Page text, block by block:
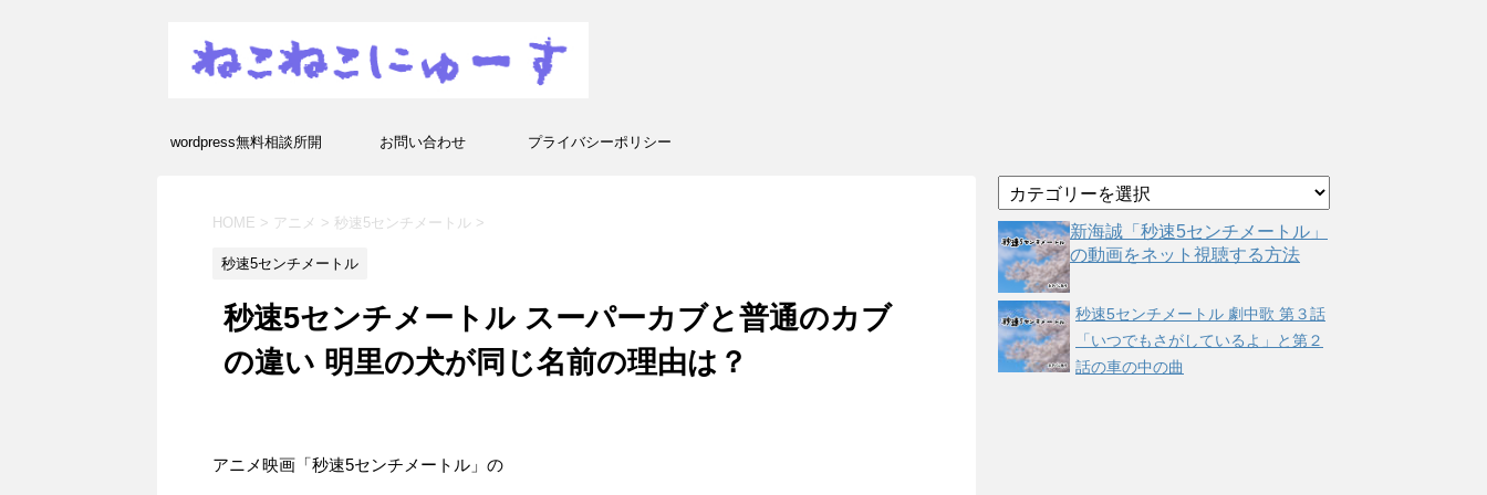
wordpress無料相談所開
ます！
お問い合わせ プライバシーポリシー
HOME > アニメ > 秒速5センチメートル >
秒速5センチメートル
秒速5センチメートル スーパーカブと普通のカブ
の違い 明里の犬が同じ名前の理由は？
アニメ映画「秒速5センチメートル」の
テ
ゴ
リ
ー
新海誠「秒速5センチメートル」
の動画をネット視聴する方法
秒速5センチメートル 劇中歌 第３話
「いつでもさがしているよ」と第２
話の車の中の曲